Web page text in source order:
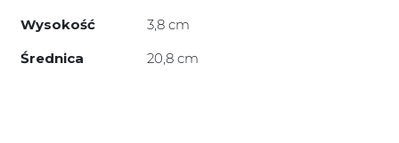
Wysokość
3,8 cm
Średnica
20,8 cm